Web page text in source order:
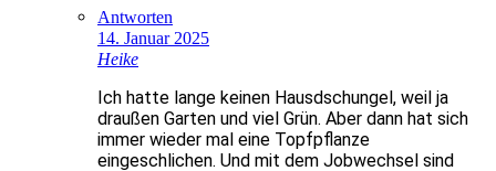
Antworten
14. Januar 2025
Heike
Ich hatte lange keinen Hausdschungel, weil ja
draußen Garten und viel Grün. Aber dann hat sich
immer wieder mal eine Topfpflanze
eingeschlichen. Und mit dem Jobwechsel sind